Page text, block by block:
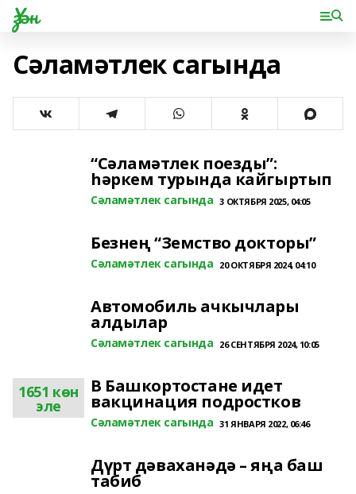
Үзән
Сәламәтлек сагында
“Сәламәтлек поезды”:
һәркем турында кайгыртып
Сәламәтлек сагында 3 ОКТЯБРЯ 2025, 04:05
Безнең “Земство докторы”
Сәламәтлек сагында 20 ОКТЯБРЯ 2024, 04:10
Автомобиль ачкычлары
алдылар
Сәламәтлек сагында 26 СЕНТЯБРЯ 2024, 10:05
1651 көн
эле
В Башкортостане идет
вакцинация подростков
Сәламәтлек сагында 31 ЯНВАРЯ 2022, 06:46
Дүрт дәваханәдә – яңа баш
табиб